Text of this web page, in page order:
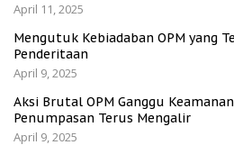
April 11, 2025
Mengutuk Kebiadaban OPM yang
Penderitaan
April 9, 2025
Aksi Brutal OPM Ganggu
Penumpasan Terus Mengalir
April 9, 2025